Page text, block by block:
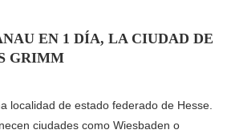
EN 1 DÍA, LA CIUDAD DE
GRIMM
localidad de estado federado de Hesse.
ciudades como Wiesbaden o